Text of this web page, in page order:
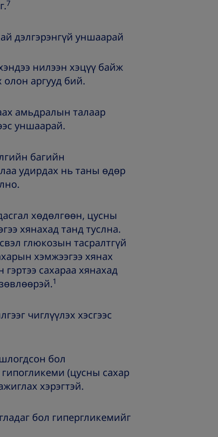
7
дэлгэрэнгүй уншаарай
нилээн хэцүү байж
олон аргууд бий.
амьдралын талаар
уншаарай.
багийн
удирдах нь таны өдөр
хөдөлгөөн, цусны
хянахад танд туслна.
глюкозын тасралтгүй
хэмжээгээ хянах
сахараа хянахад
1
чиглүүлэх хэсгээс
бол
(цусны сахар
хэрэгтэй.
бол гипергликемийг